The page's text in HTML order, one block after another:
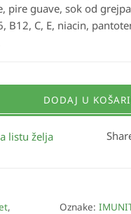
pire guave, sok od
B12, C, E, niacin,
DODAJ U
listu želja
,
Oznake: